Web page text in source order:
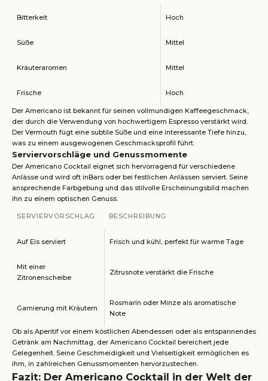
Bitterkeit Hoch
Süße Mittel
Kräuteraromen Mittel
Frische Hoch
Der Americano ist bekannt für seinen vollmundigen Kaffeegeschmack,
der durch die Verwendung von hochwertigem Espresso verstärkt wird.
Der Vermouth fügt eine subtile Süße und eine interessante Tiefe hinzu,
was zu einem ausgewogenen Geschmacksprofil führt.
Serviervorschläge und Genussmomente
Der Americano Cocktail eignet sich hervorragend für verschiedene
Anlässe und wird oft inBars oder bei festlichen Anlässen serviert. Seine
ansprechende Farbgebung und das stilvolle Erscheinungsbild machen
ihn zu einem optischen Genuss.
SERVIERVORSCHLAG BESCHREIBUNG
Auf Eis serviert Frisch und kühl, perfekt für warme Tage
Mit einer
Zitronenscheibe
Zitrusnote verstärkt die Frische
Garnierung mit Kräutern
Rosmarin oder Minze als aromatische
Note
Ob als Aperitif vor einem köstlichen Abendessen oder als entspannendes
Getränk am Nachmittag, der Americano Cocktail bereichert jede
Gelegenheit. Seine Geschmeidigkeit und Vielseitigkeit ermöglichen es
ihm, in zahlreichen Genussmomenten hervorzustechen.
Fazit: Der Americano Cocktail in der Welt der